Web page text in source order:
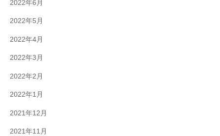
2022年6月
2022年5月
2022年4月
2022年3月
2022年2月
2022年1月
2021年12月
2021年11月